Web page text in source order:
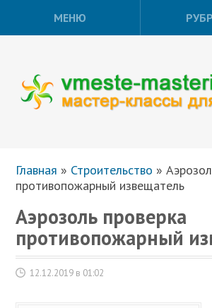
МЕНЮ
Главная » Строительство »
противопожарный извещатель
Аэрозоль проверка
противопожарный
12.12.2019 в 01:02